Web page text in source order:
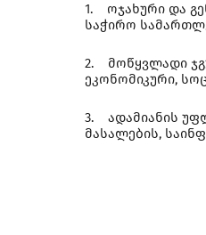
1. ოჯახური და
საჭირო
2. მოწყვლადი
ეკონომიკური,
3. ადამიანის
მასალების,